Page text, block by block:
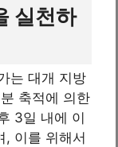
실천하
는 대개 지방
축적에 의한
3일 내에 이
, 이를 위해서